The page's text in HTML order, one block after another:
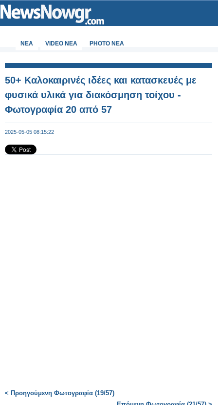
ΝΕΑ VIDEO NEA PHOTO NEA
50+ Καλοκαιρινές ιδέες και κατασκευές με
φυσικά υλικά για διακόσμηση τοίχου -
Φωτογραφία 20 από 57
2025-05-05 08:15:22
< Προηγούμενη Φωτογραφία (19/57)